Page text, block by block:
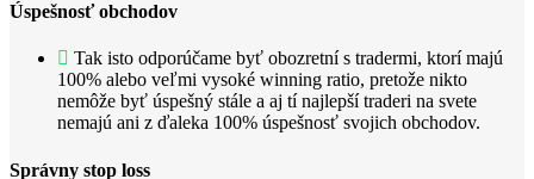
Úspešnosť obchodov
Tak isto odporúčame byť obozretní s tradermi, ktorí majú
100% alebo veľmi vysoké winning ratio, pretože nikto
nemôže byť úspešný stále a aj tí najlepší traderi na svete
nemajú ani z ďaleka 100% úspešnosť svojich obchodov.
Správny stop loss